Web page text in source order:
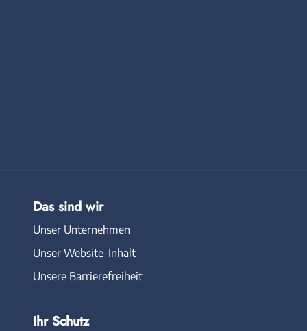
Das sind wir
Unser Unternehmen
Unser Website-Inhalt
Unsere Barrierefreiheit
Ihr Schutz